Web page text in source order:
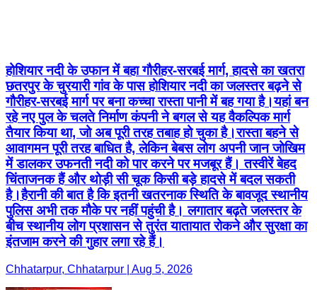
होशियार नदी के उफान में बहा गौरीहर-सरबई मार्ग, हादसे का खतरा
छतरपुर के चुरयारी गांव के पास होशियार नदी का जलस्तर बढ़ने से
गौरीहर-सरबई मार्ग पर बना कच्चा रास्ता पानी में बह गया है।यहां बन
रहे नए पुल के चलते निर्माण कंपनी ने बगल से यह वैकल्पिक मार्ग
तैयार किया था, जो अब पूरी तरह तबाह हो चुका है।रास्ता बहने से
आवागमन पूरी तरह बाधित है, लेकिन बेबस लोग अपनी जान जोखिम
में डालकर उफनती नदी को पार करने पर मजबूर हैं। तस्वीरें बेहद
चिंताजनक हैं और थोड़ी सी चूक किसी बड़े हादसे में बदल सकती
है।हैरानी की बात है कि इतनी खतरनाक स्थिति के बावजूद स्थानीय
पुलिस अभी तक मौके पर नहीं पहुंची है। लगातार बढ़ते जलस्तर के
बीच स्थानीय लोग प्रशासन से तुरंत यातायात रोकने और सुरक्षा का
इंतजाम करने की गुहार लगा रहे हैं।
Chhatarpur, Chhatarpur | Aug 5, 2026